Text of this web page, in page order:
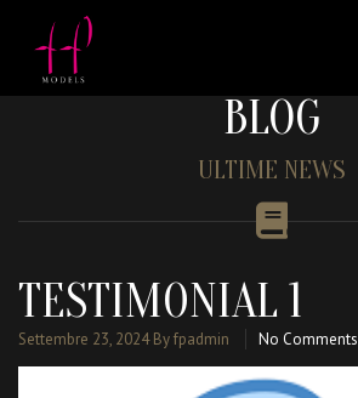
BLOG
ULTIME NEWS
TESTIMONIAL 1
Settembre 23, 2024 By fpadmin No Comments